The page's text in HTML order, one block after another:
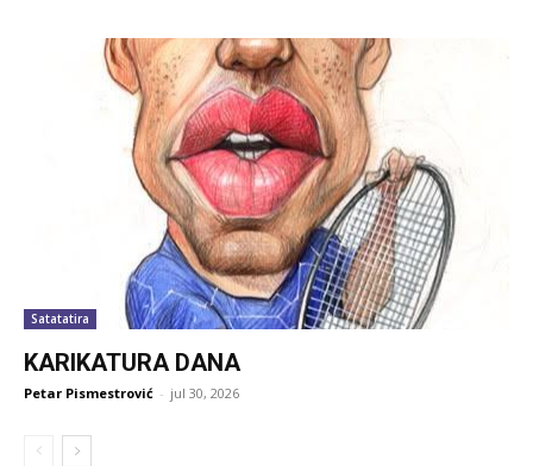
Satatatira
KARIKATURA DANA
Petar Pismestrović - jul 30, 2026